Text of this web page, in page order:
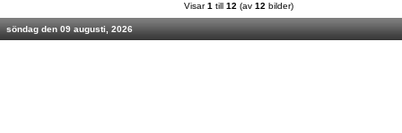
Visar1 till 12 (av 12 bilder)
söndag den 09 augusti, 2026